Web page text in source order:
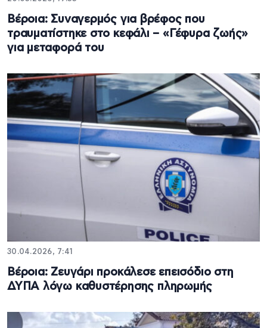
Βέροια: Συναγερμός για βρέφος που
τραυματίστηκε στο κεφάλι – «Γέφυρα ζωής»
για μεταφορά του
30.04.2026, 7:41
Βέροια: Ζευγάρι προκάλεσε επεισόδιο στη
ΔΥΠΑ λόγω καθυστέρησης πληρωμής